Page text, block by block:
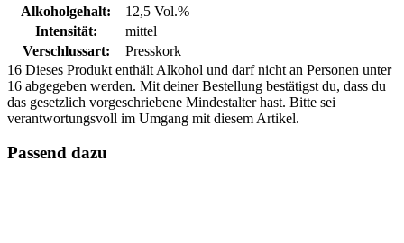
Alkoholgehalt:
12,5 Vol.%
Intensität:
mittel
Verschlussart:
Presskork
16 Dieses Produkt enthält Alkohol und darf nicht an Personen unter
16 abgegeben werden. Mit deiner Bestellung bestätigst du, dass du
das gesetzlich vorgeschriebene Mindestalter hast. Bitte sei
verantwortungsvoll im Umgang mit diesem Artikel.
Passend dazu